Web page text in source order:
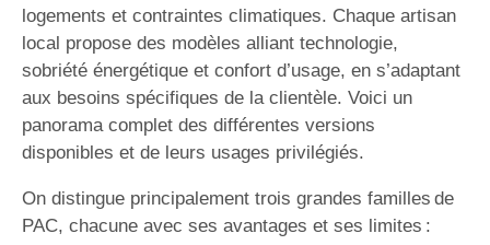
logements et contraintes climatiques. Chaque artisan
local propose des modèles alliant technologie,
sobriété énergétique et confort d’usage, en s’adaptant
aux besoins spécifiques de la clientèle. Voici un
panorama complet des différentes versions
disponibles et de leurs usages privilégiés.
On distingue principalement trois grandes familles de
PAC, chacune avec ses avantages et ses limites :